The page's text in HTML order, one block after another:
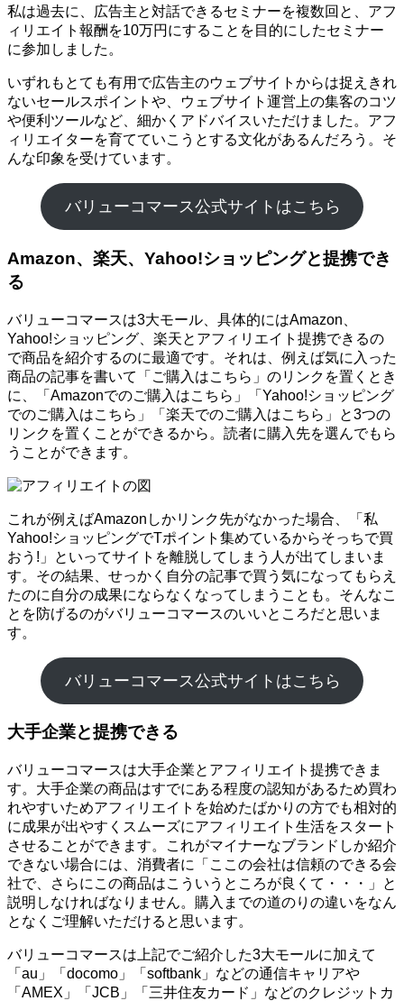
私は過去に、広告主と対話できるセミナーを複数回と、アフ
ィリエイト報酬を10万円にすることを目的にしたセミナー
に参加しました。
いずれもとても有用で広告主のウェブサイトからは捉えきれ
ないセールスポイントや、ウェブサイト運営上の集客のコツ
や便利ツールなど、細かくアドバイスいただけました。アフ
ィリエイターを育てていこうとする文化があるんだろう。そ
んな印象を受けています。
バリューコマース公式サイトはこちら
Amazon、楽天、Yahoo!ショッピングと提携でき
る
バリューコマースは3大モール、具体的にはAmazon、
Yahoo!ショッピング、楽天とアフィリエイト提携できるの
で商品を紹介するのに最適です。それは、例えば気に入った
商品の記事を書いて「ご購入はこちら」のリンクを置くとき
に、「Amazonでのご購入はこちら」「Yahoo!ショッピング
でのご購入はこちら」「楽天でのご購入はこちら」と3つの
リンクを置くことができるから。読者に購入先を選んでもら
うことができます。
これが例えばAmazonしかリンク先がなかった場合、「私
Yahoo!ショッピングでTポイント集めているからそっちで買
おう!」といってサイトを離脱してしまう人が出てしまいま
す。その結果、せっかく自分の記事で買う気になってもらえ
たのに自分の成果にならなくなってしまうことも。そんなこ
とを防げるのがバリューコマースのいいところだと思いま
す。
バリューコマース公式サイトはこちら
大手企業と提携できる
バリューコマースは大手企業とアフィリエイト提携できま
す。大手企業の商品はすでにある程度の認知があるため買わ
れやすいためアフィリエイトを始めたばかりの方でも相対的
に成果が出やすくスムーズにアフィリエイト生活をスタート
させることができます。これがマイナーなブランドしか紹介
できない場合には、消費者に「ここの会社は信頼のできる会
社で、さらにこの商品はこういうところが良くて・・・」と
説明しなければなりません。購入までの道のりの違いをなん
となくご理解いただけると思います。
バリューコマースは上記でご紹介した3大モールに加えて
「au」「docomo」「softbank」などの通信キャリアや
「AMEX」「JCB」「三井住友カード」などのクレジットカ